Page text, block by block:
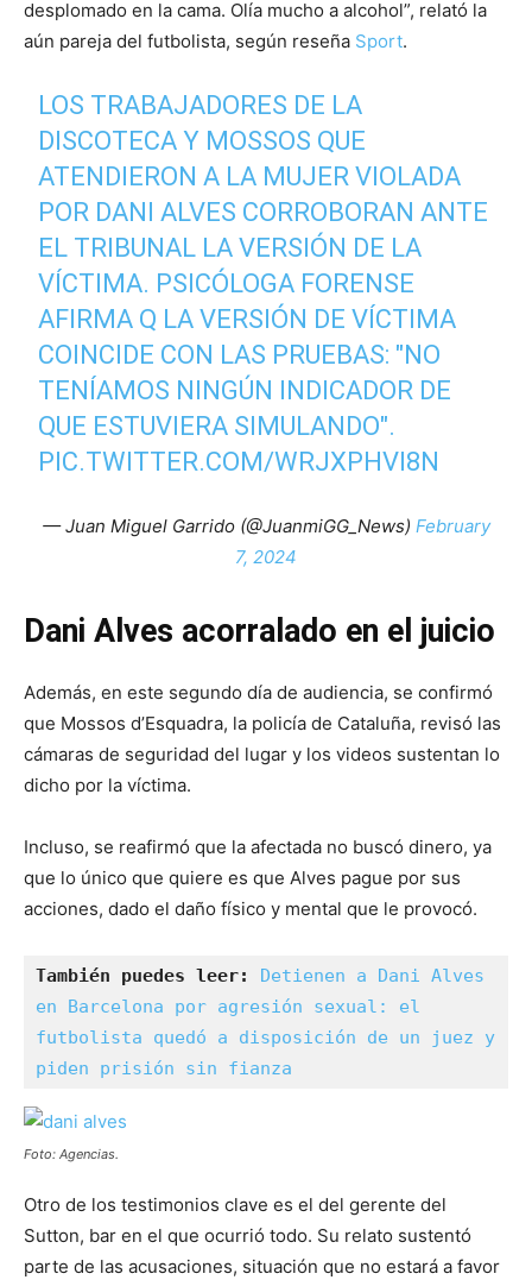
desplomado en la cama. Olía mucho a alcohol”, relató la
aún pareja del futbolista, según reseña Sport.
LOS TRABAJADORES DE LA
DISCOTECA Y MOSSOS QUE
ATENDIERON A LA MUJER VIOLADA
POR DANI ALVES CORROBORAN ANTE
EL TRIBUNAL LA VERSIÓN DE LA
VÍCTIMA. PSICÓLOGA FORENSE
AFIRMA Q LA VERSIÓN DE VÍCTIMA
COINCIDE CON LAS PRUEBAS: "NO
TENÍAMOS NINGÚN INDICADOR DE
QUE ESTUVIERA SIMULANDO".
PIC.TWITTER.COM/WRJXPHVI8N
— Juan Miguel Garrido (@JuanmiGG_News) February
7, 2024
Dani Alves acorralado en el juicio
Además, en este segundo día de audiencia, se confirmó
que Mossos d’Esquadra, la policía de Cataluña, revisó las
cámaras de seguridad del lugar y los videos sustentan lo
dicho por la víctima.
Incluso, se reafirmó que la afectada no buscó dinero, ya
que lo único que quiere es que Alves pague por sus
acciones, dado el daño físico y mental que le provocó.
También puedes leer:
Detienen a Dani Alves
en Barcelona por agresión sexual: el
futbolista quedó a disposición de un juez y
piden prisión sin fianza
Foto: Agencias.
Otro de los testimonios clave es el del gerente del
Sutton, bar en el que ocurrió todo. Su relato sustentó
parte de las acusaciones, situación que no estará a favor